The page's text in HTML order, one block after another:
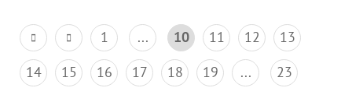
1 ... 10 11 12
13
14
15 16 17 18 19 ... 23